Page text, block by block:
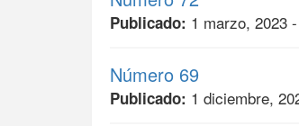
Publicado: 1 marzo, 2023 -
Número 69
Publicado: 1 diciembre,